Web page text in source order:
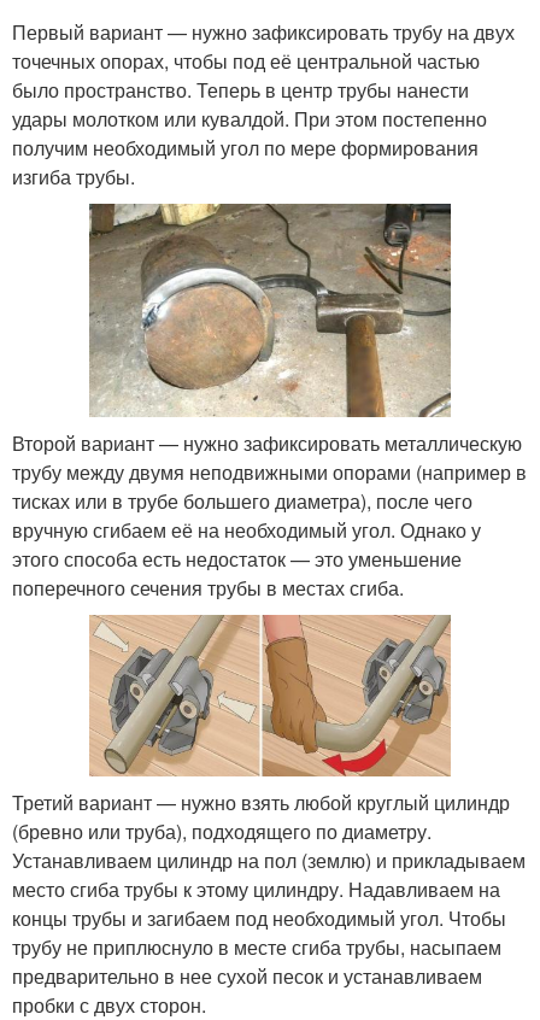
Первый вариант — нужно зафиксировать трубу на двух
точечных опорах, чтобы под её центральной частью
было пространство. Теперь в центр трубы нанести
удары молотком или кувалдой. При этом постепенно
получим необходимый угол по мере формирования
изгиба трубы.
Второй вариант — нужно зафиксировать металлическую
трубу между двумя неподвижными опорами (например в
тисках или в трубе большего диаметра), после чего
вручную сгибаем её на необходимый угол. Однако у
этого способа есть недостаток — это уменьшение
поперечного сечения трубы в местах сгиба.
Третий вариант — нужно взять любой круглый цилиндр
(бревно или труба), подходящего по диаметру.
Устанавливаем цилиндр на пол (землю) и прикладываем
место сгиба трубы к этому цилиндру. Надавливаем на
концы трубы и загибаем под необходимый угол. Чтобы
трубу не приплюснуло в месте сгиба трубы, насыпаем
предварительно в нее сухой песок и устанавливаем
пробки с двух сторон.